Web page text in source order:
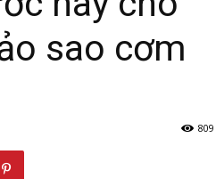
sao cơm
809